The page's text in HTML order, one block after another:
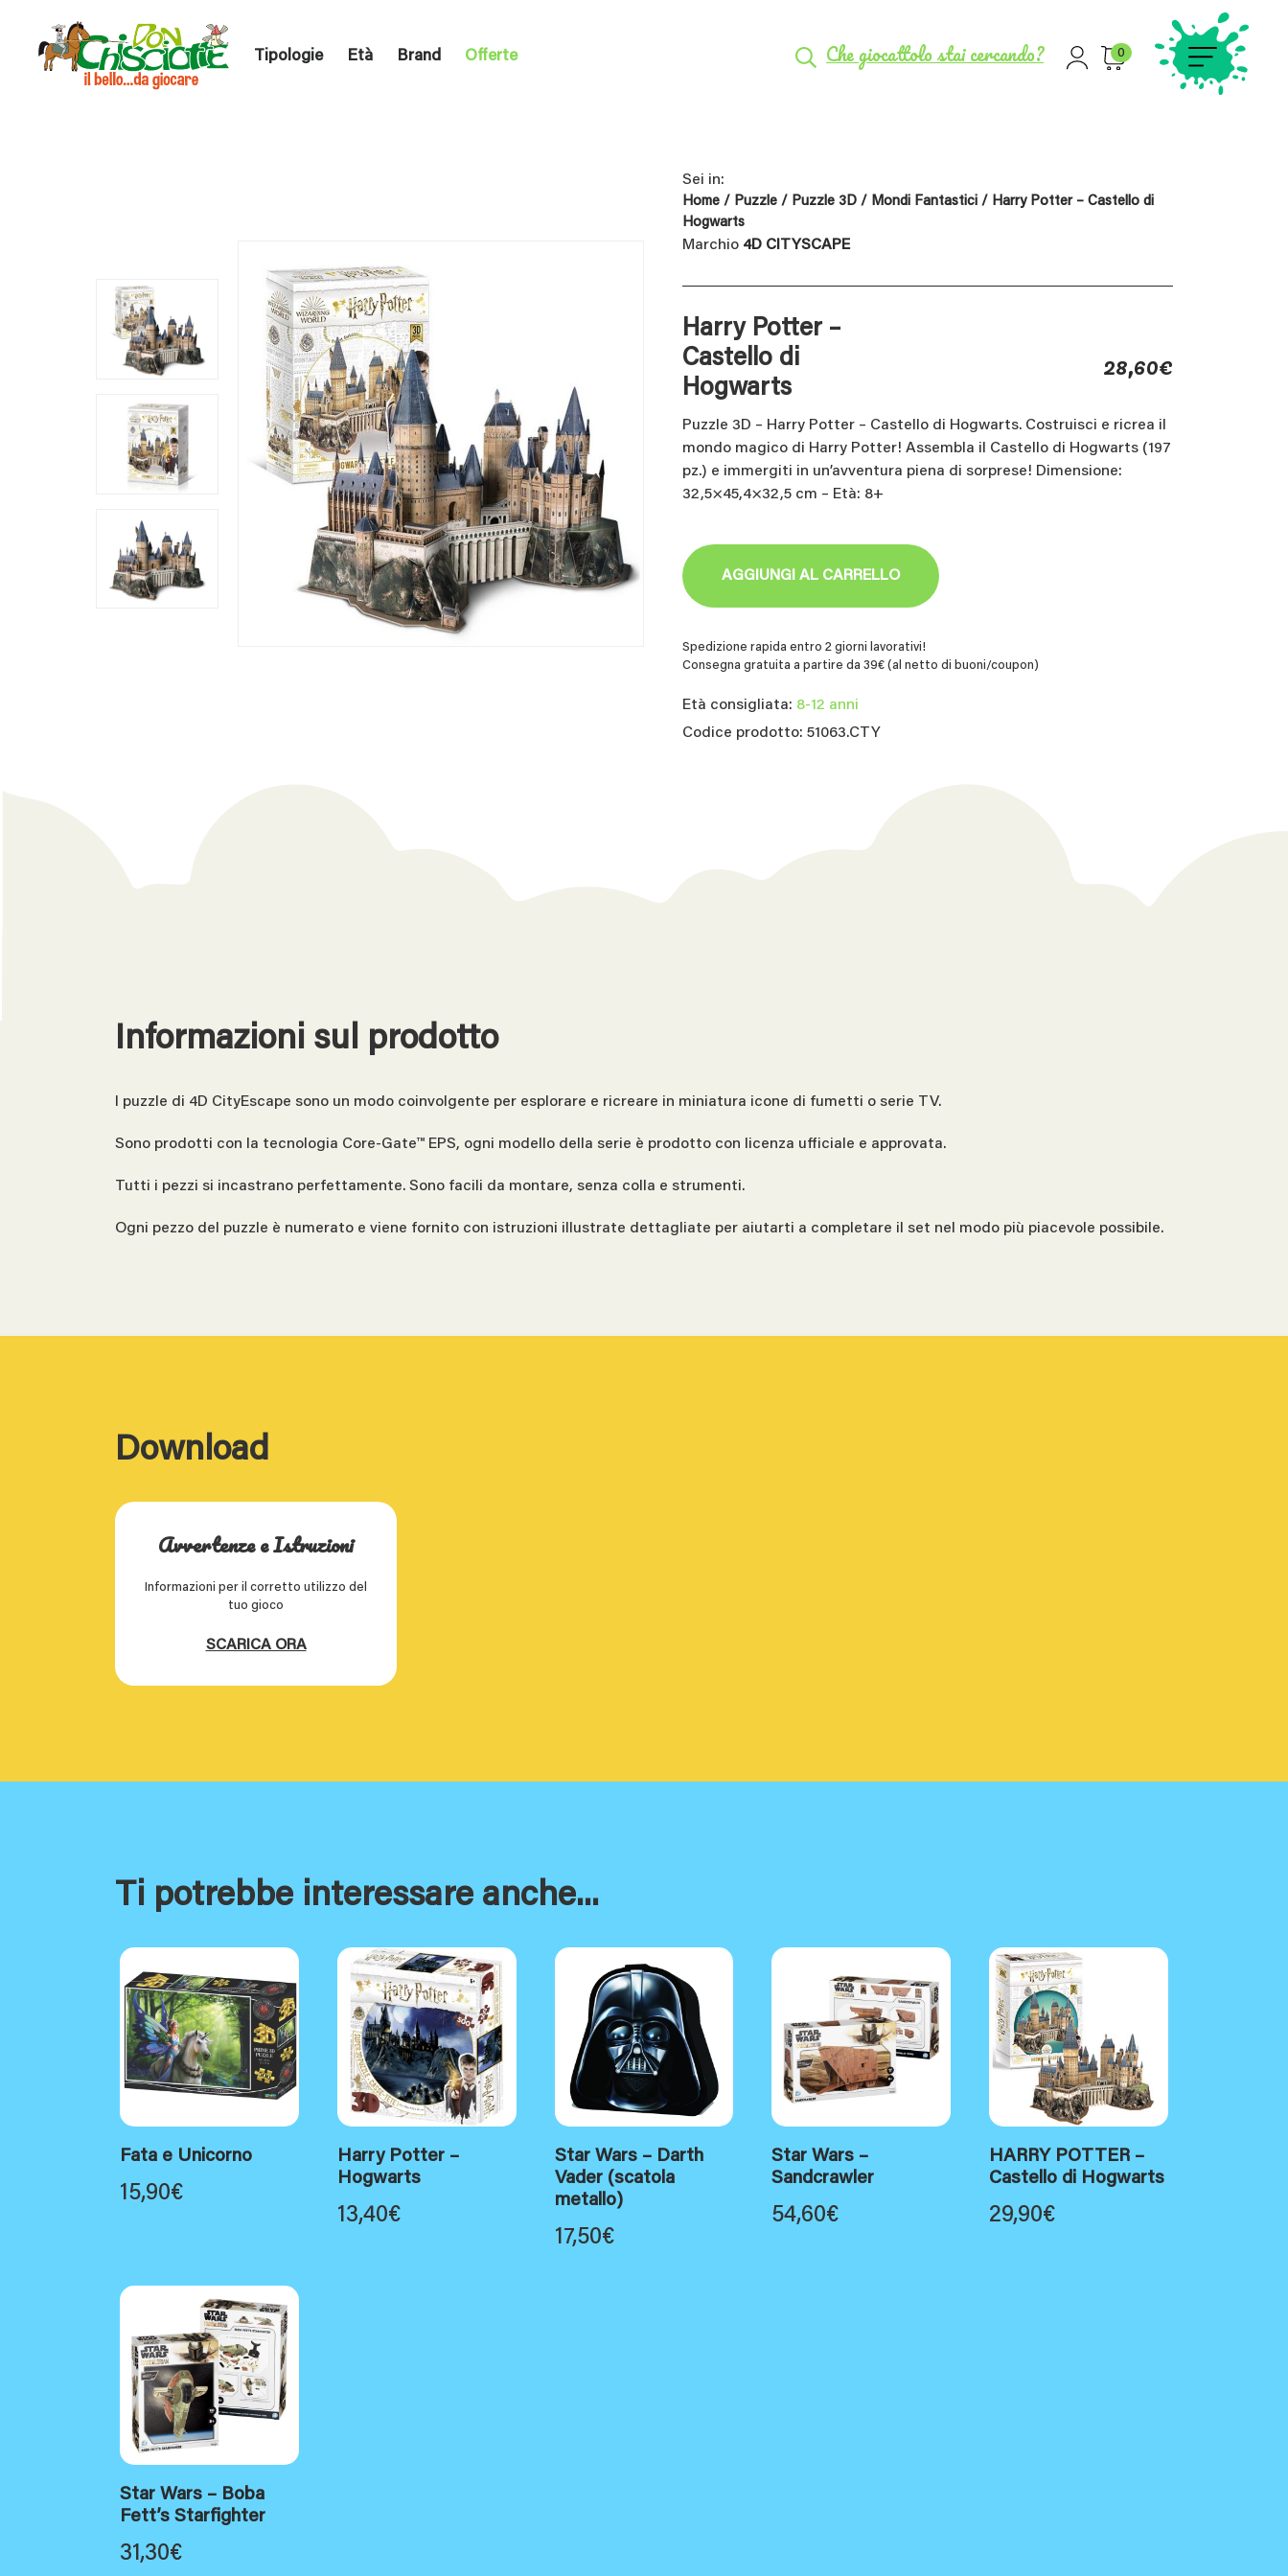
Tipologie Età Brand Offerte Che giocattolo stai cercando? 0
Sei in:
Home / Puzzle / Puzzle 3D / Mondi Fantastici / Harry Potter – Castello di
Hogwarts
Marchio 4D CITYSCAPE
Harry Potter –
Castello di
Hogwarts
28,60€
Puzzle 3D – Harry Potter – Castello di Hogwarts. Costruisci e ricrea il
mondo magico di Harry Potter! Assembla il Castello di Hogwarts (197
pz.) e immergiti in un’avventura piena di sorprese! Dimensione:
32,5×45,4×32,5 cm – Età: 8+
AGGIUNGI AL CARRELLO
Spedizione rapida entro 2 giorni lavorativi!
Consegna gratuita a partire da 39€ (al netto di buoni/coupon)
Età consigliata: 8-12 anni
Codice prodotto: 51063.CTY
Informazioni sul prodotto
I puzzle di 4D CityEscape sono un modo coinvolgente per esplorare e ricreare in miniatura icone di fumetti o serie TV.
Sono prodotti con la tecnologia Core-Gate™ EPS, ogni modello della serie è prodotto con licenza ufficiale e approvata.
Tutti i pezzi si incastrano perfettamente. Sono facili da montare, senza colla e strumenti.
Ogni pezzo del puzzle è numerato e viene fornito con istruzioni illustrate dettagliate per aiutarti a completare il set nel modo più piacevole possibile.
Download
Avvertenze e Istruzioni
Informazioni per il corretto utilizzo del
tuo gioco
SCARICA ORA
Ti potrebbe interessare anche...
Fata e Unicorno
15,90€
Harry Potter –
Hogwarts
13,40€
Star Wars – Darth
Vader (scatola
metallo)
17,50€
Star Wars –
Sandcrawler
54,60€
HARRY POTTER –
Castello di Hogwarts
29,90€
Star Wars – Boba
Fett’s Starfighter
31,30€